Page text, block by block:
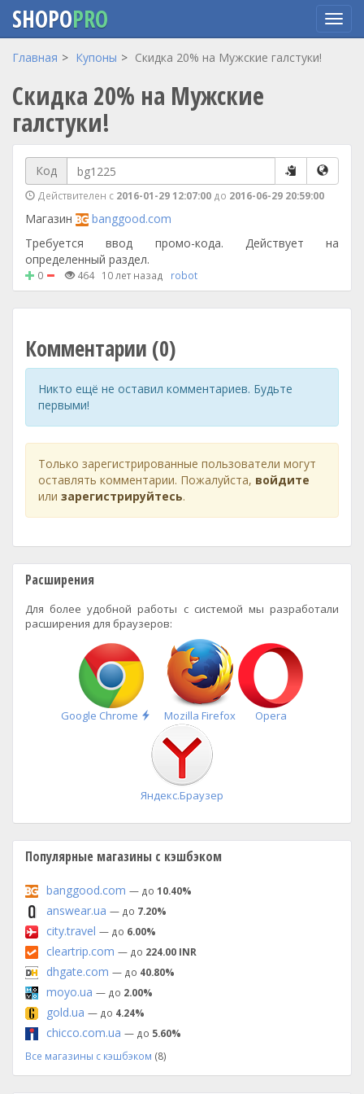
Перейти
основному
содержанию
SHOPOPRO
Главная Купоны Скидка 20% на Мужские галстуки!
Скидка 20% на Мужские
галстуки!
Код
Действителен с 2016-01-29 12:07:00 до 2016-06-29 20:59:00
Магазин
banggood.com
Требуется ввод промо-кода. Действует на
определенный раздел.
0 464 10 лет назад robot
Комментарии (0)
Никто ещё не оставил комментариев. Будьте
первыми!
Только зарегистрированные пользователи могут
оставлять комментарии. Пожалуйста, войдите
или зарегистрируйтесь.
Расширения
Для более удобной работы с системой мы разработали
расширения для браузеров:
Google Chrome
Быстрая
установка
Mozilla Firefox Opera
Яндекс.Браузер
Популярные магазины с кэшбэком
banggood.com — до 10.40%
answear.ua — до 7.20%
city.travel — до 6.00%
cleartrip.com — до 224.00 INR
dhgate.com — до 40.80%
moyo.ua — до 2.00%
gold.ua — до 4.24%
chicco.com.ua — до 5.60%
Все магазины с кэшбэком (8)